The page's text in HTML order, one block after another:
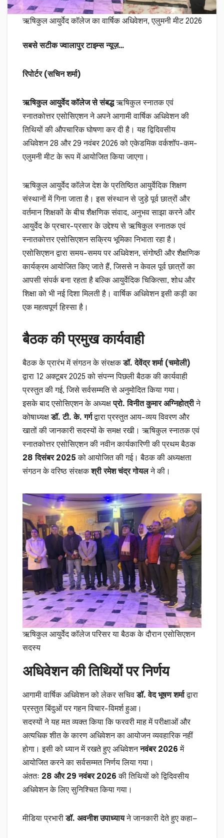
ऋषिकुल आयुर्वेद कॉलेज का वार्षिक अधिवेशन, एलुमनी मीट 2026
सबसे सटीक ज्वालापुर टाइम्स न्यूज़…
रिपोर्टर (सचिन शर्मा)
ऋषिकुल आयुर्वेद कॉलेज से संबद्धऋषिकुल स्नातक एवं
स्नातकोत्तर एसोसिएशन ने अपने आगामी वार्षिक अधिवेशन की
तिथियों की औपचारिक घोषणा कर दी है। यह द्विदिवसीय
अधिवेशन 28 और 29 नवंबर 2026 को एकेडमिक वर्कशॉप-कम-
एलुमनी मीट के रूप में आयोजित किया जाएगा।
ऋषिकुल आयुर्वेद कॉलेज देश के प्रतिष्ठित आयुर्वेदिक शिक्षण
संस्थानों में गिना जाता है। इस संस्थान से जुड़े पूर्व छात्रों और
वर्तमान शिक्षकों के बीच शैक्षणिक संवाद, अनुभव साझा करने और
आयुर्वेद के प्रचार-प्रसार के उद्देश्य से ऋषिकुल स्नातक एवं
स्नातकोत्तर एसोसिएशन सक्रिय भूमिका निभाता रहा है।
एसोसिएशन द्वारा समय-समय पर अधिवेशन, संगोष्ठी और शैक्षणिक
कार्यक्रम आयोजित किए जाते हैं, जिससे न केवल पूर्व छात्रों का
आपसी संपर्क बना रहता है बल्कि आयुर्वेदिक चिकित्सा, शोध और
शिक्षा को भी नई दिशा मिलती है। वार्षिक अधिवेशन इसी कड़ी का
एक महत्वपूर्ण हिस्सा है।
बैठक की प्रमुख कार्यवाही
बैठक के प्रारंभ में संगठन के संरक्षकडॉ. देवेंद्र शर्मा (चमोली)
द्वारा 12 अक्टूबर 2025 को संपन्न पिछली बैठक की कार्यवाही
प्रस्तुत की गई, जिसे सर्वसम्मति से अनुमोदित किया गया।
इसके बाद एसोसिएशन के अध्यक्षप्रो. विनीत कुमार अग्निहोत्रीने
कोषाध्यक्षडॉ. टी. के. गर्गद्वारा प्रस्तुत आय-व्यय विवरण और
खातों की जानकारी सदस्यों के समक्ष रखी। ऋषिकुल स्नातक एवं
स्नातकोत्तर एसोसिएशन की नवीन कार्यकारिणी की प्रथम बैठक
28 दिसंबर 2025 को आयोजित की गई। बैठक की अध्यक्षता
संगठन के वरिष्ठ संरक्षकश्री रमेश चंद्र गोयलने की।
ऋषिकुल आयुर्वेद कॉलेज परिसर या बैठक के दौरान एसोसिएशन
सदस्य
अधिवेशन की तिथियों पर निर्णय
आगामी वार्षिक अधिवेशन को लेकर सचिवडॉ. वेद भूषण शर्माद्वारा
प्रस्तुत बिंदुओं पर गहन विचार-विमर्श हुआ।
सदस्यों ने यह मत व्यक्त किया कि फरवरी माह में परीक्षाओं और
अत्यधिक शीत के कारण अधिवेशन का आयोजन व्यवहारिक नहीं
होगा। इसी को ध्यान में रखते हुए अधिवेशननवंबर 2026 में
आयोजित करने का सर्वसम्मत निर्णय लिया गया।
अंततः 28 और 29 नवंबर 2026 की तिथियों को द्विदिवसीय
अधिवेशन के लिए सुनिश्चित किया गया।
मीडिया प्रभारीडॉ. अवनीश उपाध्यायने जानकारी देते हुए कहा—